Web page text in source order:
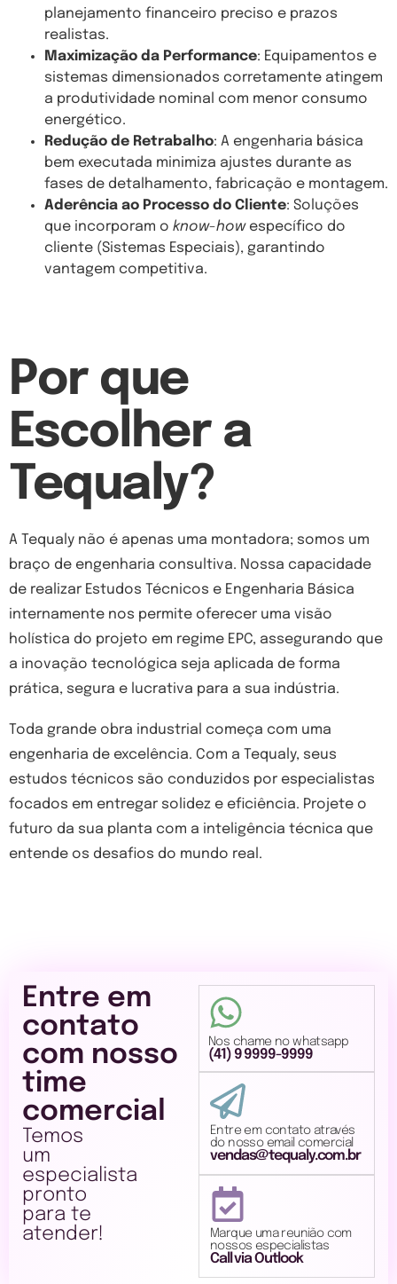
planejamento financeiro preciso e prazos
realistas.
Maximização da Performance: Equipamentos e
sistemas dimensionados corretamente atingem
a produtividade nominal com menor consumo
energético.
Redução de Retrabalho: A engenharia básica
bem executada minimiza ajustes durante as
fases de detalhamento, fabricação e montagem.
Aderência ao Processo do Cliente: Soluções
que incorporam o know-howespecífico do
cliente (Sistemas Especiais), garantindo
vantagem competitiva.
Por que
Escolher a
Tequaly?
A Tequaly não é apenas uma montadora; somos um
braço de engenharia consultiva. Nossa capacidade
de realizar Estudos Técnicos e Engenharia Básica
internamente nos permite oferecer uma visão
holística do projeto em regime EPC, assegurando que
a inovação tecnológica seja aplicada de forma
prática, segura e lucrativa para a sua indústria.
Toda grande obra industrial começa com uma
engenharia de excelência. Com a Tequaly, seus
estudos técnicos são conduzidos por especialistas
focados em entregar solidez e eficiência. Projete o
futuro da sua planta com a inteligência técnica que
entende os desafios do mundo real.
Entre em
contato
com nosso
time
comercial
Temos
um
especialista
pronto
para te
atender!
Nos chame no whatsapp
(41) 9 9999-9999
Entre em contato através
do nosso email comercial
vendas@tequaly.com.br
Marque uma reunião com
nossos especialistas
Call via Outlook